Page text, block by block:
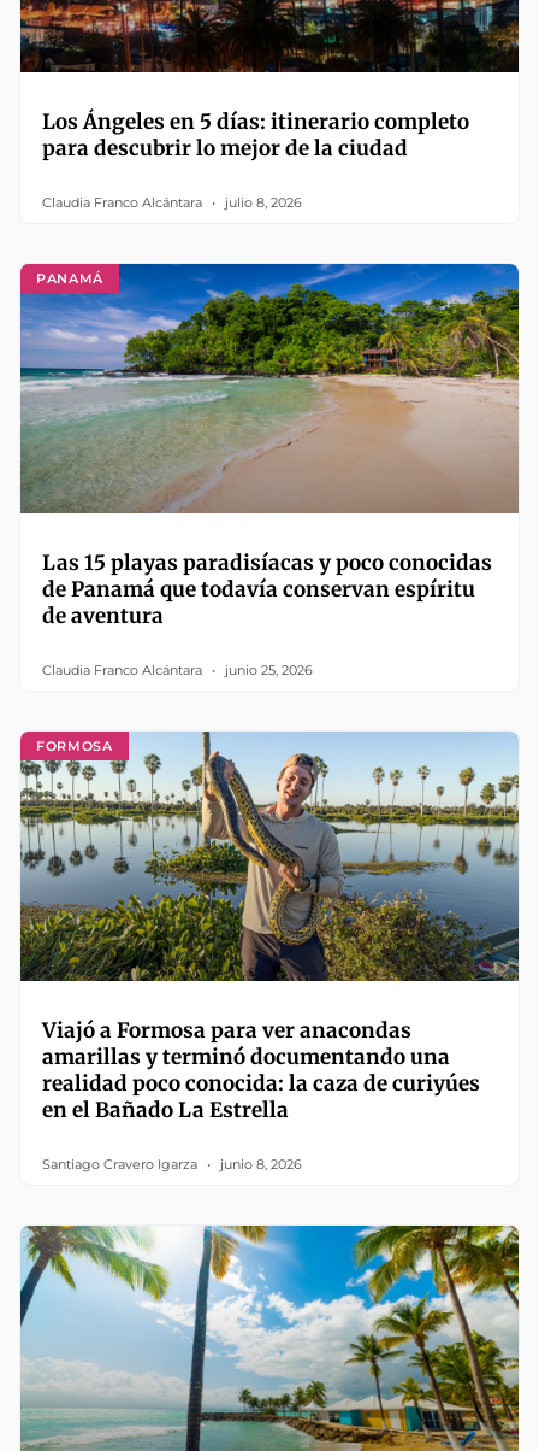
Los Ángeles en 5 días: itinerario completo
para descubrir lo mejor de la ciudad
Claudia Franco Alcántara julio 8, 2026
PANAMÁ
Las 15 playas paradisíacas y poco conocidas
de Panamá que todavía conservan espíritu
de aventura
Claudia Franco Alcántara junio 25, 2026
FORMOSA
Viajó a Formosa para ver anacondas
amarillas y terminó documentando una
realidad poco conocida: la caza de curiyúes
en el Bañado La Estrella
Santiago Cravero Igarza junio 8, 2026